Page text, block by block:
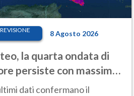
8 Agosto 2026
la quarta ondata di
persiste con massime
molto elevate
dati confermano il